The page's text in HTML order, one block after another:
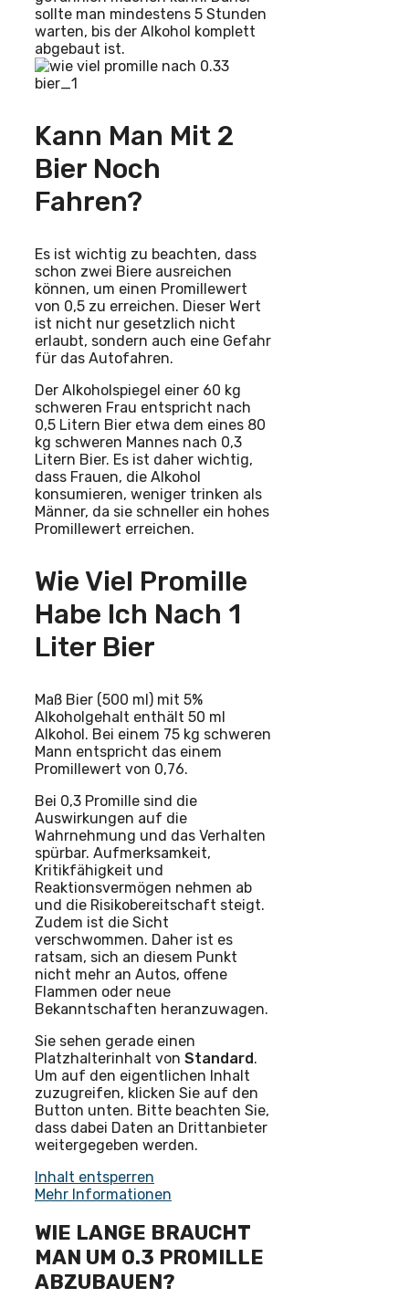
sollte man mindestens 5 Stunden
warten, bis der Alkohol komplett
abgebaut ist.
Kann Man Mit 2
Bier Noch
Fahren?
Es ist wichtig zu beachten, dass
schon zwei Biere ausreichen
können, um einen Promillewert
von 0,5 zu erreichen. Dieser Wert
ist nicht nur gesetzlich nicht
erlaubt, sondern auch eine Gefahr
für das Autofahren.
Der Alkoholspiegel einer 60 kg
schweren Frau entspricht nach
0,5 Litern Bier etwa dem eines 80
kg schweren Mannes nach 0,3
Litern Bier. Es ist daher wichtig,
dass Frauen, die Alkohol
konsumieren, weniger trinken als
Männer, da sie schneller ein hohes
Promillewert erreichen.
Wie Viel Promille
Habe Ich Nach 1
Liter Bier
Maß Bier (500 ml) mit 5%
Alkoholgehalt enthält 50 ml
Alkohol. Bei einem 75 kg schweren
Mann entspricht das einem
Promillewert von 0,76.
Bei 0,3 Promille sind die
Auswirkungen auf die
Wahrnehmung und das Verhalten
spürbar. Aufmerksamkeit,
Kritikfähigkeit und
Reaktionsvermögen nehmen ab
und die Risikobereitschaft steigt.
Zudem ist die Sicht
verschwommen. Daher ist es
ratsam, sich an diesem Punkt
nicht mehr an Autos, offene
Flammen oder neue
Bekanntschaften heranzuwagen.
Sie sehen gerade einen
Platzhalterinhalt von Standard .
Um auf den eigentlichen Inhalt
zuzugreifen, klicken Sie auf den
Button unten. Bitte beachten Sie,
dass dabei Daten an Drittanbieter
weitergegeben werden.
Inhalt entsperren
Mehr Informationen
WIE LANGE BRAUCHT
MAN UM 0.3 PROMILLE
ABZUBAUEN?